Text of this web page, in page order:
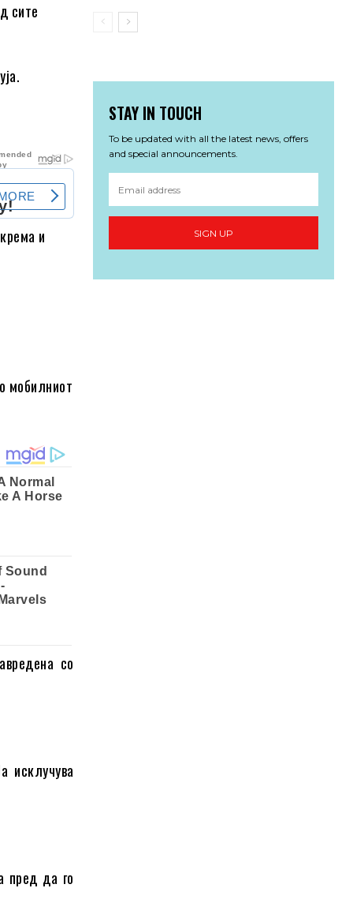
сите
и
мобилниот
со
исклучува
пред да го
STAY IN TOUCH
To be updated with all the latest news, offers
and special announcements.
SIGN UP